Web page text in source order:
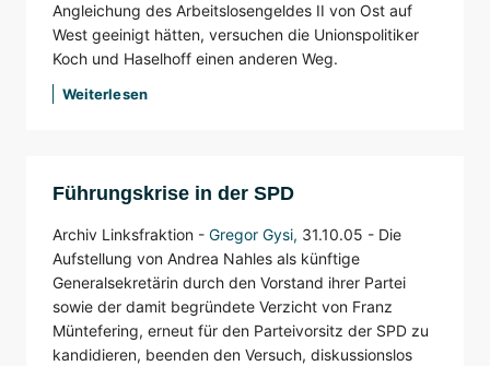
Angleichung des Arbeitslosengeldes II von Ost auf
West geeinigt hätten, versuchen die Unionspolitiker
Koch und Haselhoff einen anderen Weg.
Weiterlesen
Führungskrise in der SPD
Archiv Linksfraktion - Gregor Gysi, 31.10.05 - Die
Aufstellung von Andrea Nahles als künftige
Generalsekretärin durch den Vorstand ihrer Partei
sowie der damit begründete Verzicht von Franz
Müntefering, erneut für den Parteivorsitz der SPD zu
kandidieren, beenden den Versuch, diskussionslos